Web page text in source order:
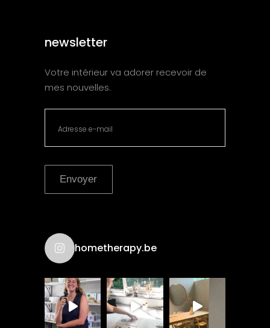
newsletter
Votre intérieur va adorer recevoir de
mes nouvelles.
Envoyer
hometherapy.be